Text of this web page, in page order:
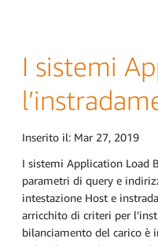
I sistemi
Inserito il: Mar 27, 2019
I sistemi Application Load
parametri di query e
intestazione Host e
arricchito di criteri per
bilanciamento del carico